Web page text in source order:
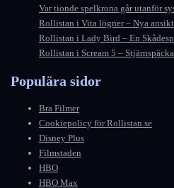
Var tionde spelkrona går utanför
Rollistan i Vita lögner – Nya
Rollistan i Lady Bird – En
Rollistan i Scream 5 –
Populära sidor
Bra Filmer
Cookiepolicy för Rollistan.se
Disney Plus
Filmstaden
HBO
HBO Max